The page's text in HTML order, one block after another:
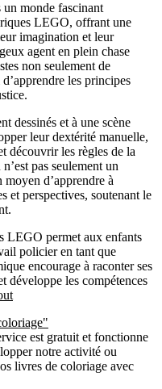
un monde fascinant
LEGO, offrant une
imagination et leur
agent en plein chase
non seulement de
les principes
dessinés et à une scène
leur dextérité manuelle,
découvrir les règles de la
pas seulement un
d’apprendre à
et perspectives, soutenant le
LEGO permet aux enfants
policier en tant que
encourage à raconter ses
développe les compétences
est gratuit et fonctionne
notre activité ou
livres de coloriage avec